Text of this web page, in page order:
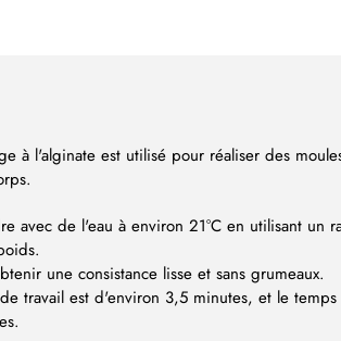
à l'alginate est utilisé pour réaliser des
avec de l'eau à environ 21°C en utilisant un
une consistance lisse et sans grumeaux.
travail est d'environ 3,5 minutes, et le